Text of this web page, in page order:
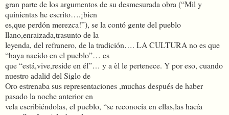
gran parte de los argumentos de su desmesurada obra (“Mil y
quinientas he escrito….¡bien
es,que perdón merezca!”), se la contó gente del pueblo
llano,enraizada,trasunto de la
leyenda, del refranero, de la tradición…. LA CULTURA no es que
“haya nacido en el pueblo”… es
que “está,vive,reside en él”… y a èl le pertenece. Y por eso, cuando
nuestro adalid del Siglo de
Oro estrenaba sus representaciones ,muchas después de haber
pasado la noche anterior en
vela escribiéndolas, el pueblo, “se reconocia en ellas,las hacía